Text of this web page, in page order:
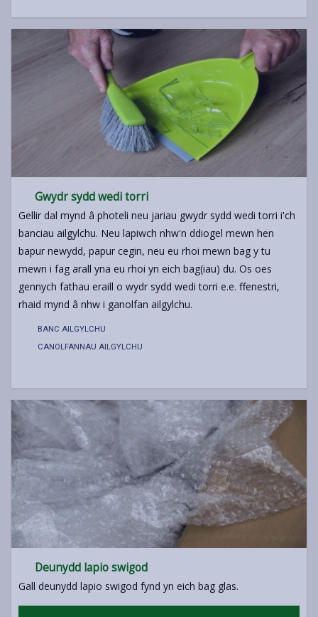
Gwydr sydd wedi torri
Gellir dal mynd â photeli neu jariau gwydr sydd wedi torri i'ch
banciau ailgylchu. Neu lapiwch nhw'n ddiogel mewn hen
bapur newydd, papur cegin, neu eu rhoi mewn bag y tu
mewn i fag arall yna eu rhoi yn eich bag(iau) du. Os oes
gennych fathau eraill o wydr sydd wedi torri e.e. ffenestri,
rhaid mynd â nhw i ganolfan ailgylchu.
BANC AILGYLCHU
CANOLFANNAU AILGYLCHU
Deunydd lapio swigod
Gall deunydd lapio swigod fynd yn eich bag glas.